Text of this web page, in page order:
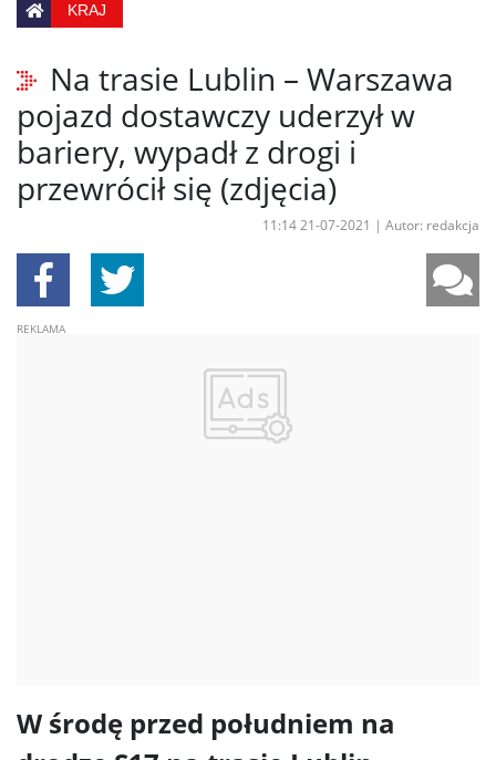
KRAJ
Na trasie Lublin – Warszawa
pojazd dostawczy uderzył w
bariery, wypadł z drogi i
przewrócił się (zdjęcia)
11:14 21-07-2021 | Autor: redakcja
W środę przed południem na